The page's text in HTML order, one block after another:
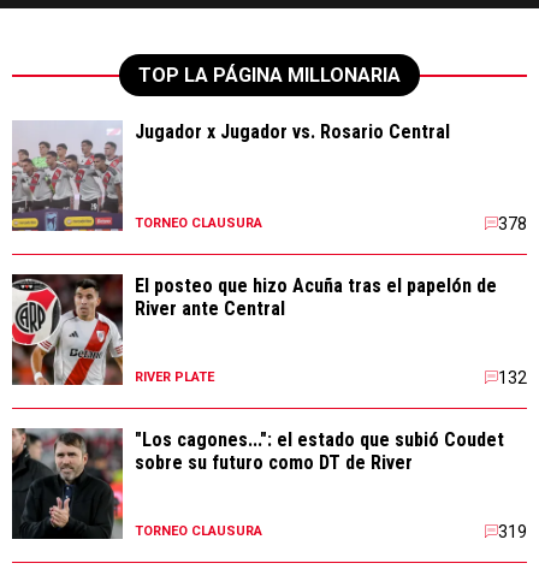
TOP LA PÁGINA MILLONARIA
Jugador x Jugador vs. Rosario Central
TORNEO CLAUSURA 378
El posteo que hizo Acuña tras el papelón de
River ante Central
RIVER PLATE 132
"Los cagones...": el estado que subió Coudet
sobre su futuro como DT de River
TORNEO CLAUSURA 319